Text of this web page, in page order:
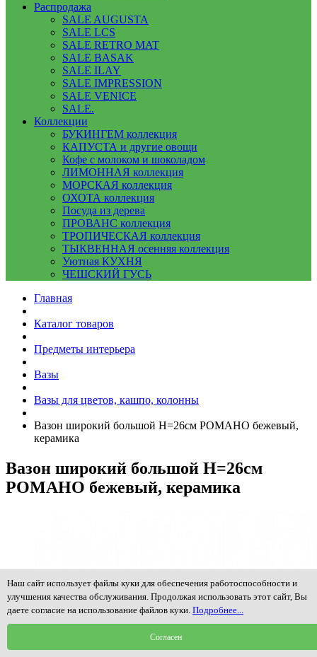
Распродажа
SALE AUGUSTA
SALE LCS
SALE RETRO MAT
SALE BASAK
SALE ILAY
SALE IMPRESSION
SALE VENICE
SALE.
Коллекции
БУКИНГЕМ коллекция
КАПУСТА и другие овощи
Кофе с молоком и шоколадом
ЛИМОННАЯ коллекция
МОРСКАЯ коллекция
ОХОТА коллекция
Посуда из дерева
ПРОВАНС коллекция
ТРОПИЧЕСКАЯ коллекция
ТЫКВЕННАЯ осенняя коллекция
Уютная КУХНЯ
ЧЕШСКИЙ ГУСЬ
Главная
Каталог товаров
Предметы интерьера
Вазы
Вазы для цветов, кашпо, колонны
Вазон широкий большой Н=26см РОМАНО бежевый,
керамика
Вазон широкий большой Н=26см
РОМАНО бежевый, керамика
Наш сайт использует файлы куки для обеспечения работоспособности и
улучшения качества обслуживания. Продолжая использовать этот сайт, Вы
даете согласие на использование файлов куки. Подробнее...
Согласен